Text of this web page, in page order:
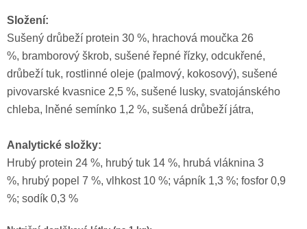
Složení:
Sušený drůbeží protein 30 %, hrachová moučka 26
%, bramborový škrob, sušené řepné řízky, odcukřené,
drůbeží tuk, rostlinné oleje (palmový, kokosový), sušené
pivovarské kvasnice 2,5 %, sušené lusky, svatojánského
chleba, lněné semínko 1,2 %, sušená drůbeží játra,
Analytické složky:
Hrubý protein 24 %, hrubý tuk 14 %, hrubá vláknina 3
%, hrubý popel 7 %, vlhkost 10 %; vápník 1,3 %; fosfor 0,9
%; sodík 0,3 %